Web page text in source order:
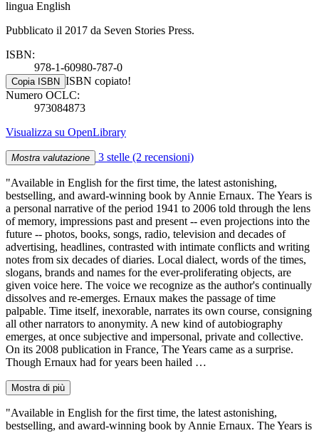
lingua English
Pubblicato il 2017 da Seven Stories Press.
ISBN:
978-1-60980-787-0
Copia ISBN ISBN copiato!
Numero OCLC:
973084873
Visualizza su OpenLibrary
Mostra valutazione 3 stelle (2 recensioni)
"Available in English for the first time, the latest astonishing,
bestselling, and award-winning book by Annie Ernaux. The Years is
a personal narrative of the period 1941 to 2006 told through the lens
of memory, impressions past and present -- even projections into the
future -- photos, books, songs, radio, television and decades of
advertising, headlines, contrasted with intimate conflicts and writing
notes from six decades of diaries. Local dialect, words of the times,
slogans, brands and names for the ever-proliferating objects, are
given voice here. The voice we recognize as the author's continually
dissolves and re-emerges. Ernaux makes the passage of time
palpable. Time itself, inexorable, narrates its own course, consigning
all other narrators to anonymity. A new kind of autobiography
emerges, at once subjective and impersonal, private and collective.
On its 2008 publication in France, The Years came as a surprise.
Though Ernaux had for years been hailed …
Mostra di più
"Available in English for the first time, the latest astonishing,
bestselling, and award-winning book by Annie Ernaux. The Years is